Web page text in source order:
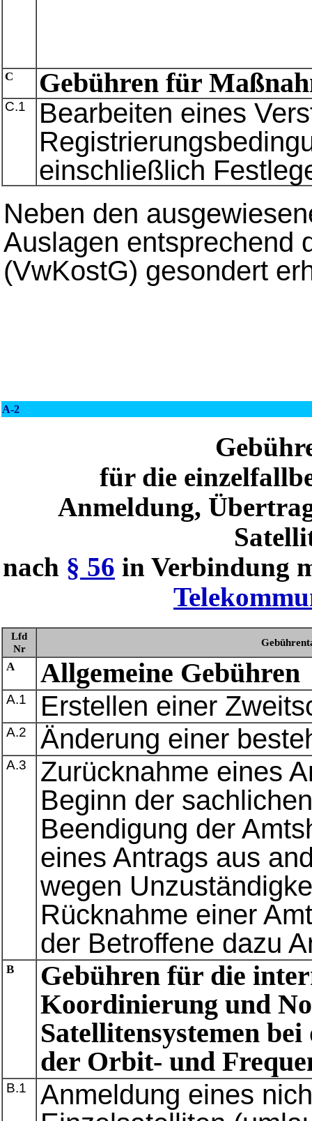
C Gebühren für
C.1
Bearbeiten eines
einschließlich
Neben den
Auslagen entsprechend
(VwKostG) gesondert
A-2
für die
Anmeldung,
nach § 56 in Verbindung
Lfd
Nr
A Allgemeine Gebühren
A.1 Erstellen einer
A.2 Änderung einer
A.3
Zurücknahme eines
Beginn der
Beendigung der
eines Antrags aus
wegen
Rücknahme einer
der Betroffene dazu
B
Gebühren für die
Koordinierung und
Satellitensystemen
der Orbit- und
B.1
Anmeldung eines